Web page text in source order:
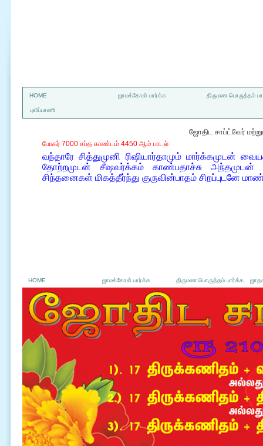
HOME ஜாமக்கோள் பார்க்க திருமண பொருத்தம்
புலிப்பாணி
ஜோதிட சாப்ட்வேர்
போகர் 7000 சப்த காண்டம் 4450 ஆம் பாடல்
வந்தாரே சித்துமுனி ரிஷியார்தாமும்
தோற்றமுடன் சீஷவர்க்கம் காண்பதாச்சு அந்தமுடன்
சிந்தனைகள் மிகத்தீர்ந்து குருவின்பாதம் சிறப்புடனே
HOME ஜாமக்கோள் பார்க்க திருமண பொருத்தம் பார்க்க